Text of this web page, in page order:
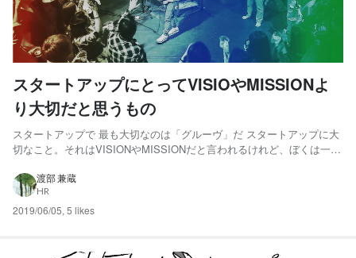
スタートアップにとってVISIOやMISSIONよ
り大切だと思うもの
スタートアップで 最も大切なのは「グルーヴ」だ スタートアップに大
切なこと。それはVISIONやMISSIONだと言われるけれど、ぼくは一番
もって熱量を高めながら共に仕事ができるのか？つまり、阿吽の呼吸の
ようなあの「ノリ」のことだ。それは強いプロダク...
渡部 兼蔵
HR
2019/06/05, 5 likes